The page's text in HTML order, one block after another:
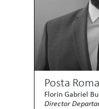
Posta
Florin Gabriel
Director